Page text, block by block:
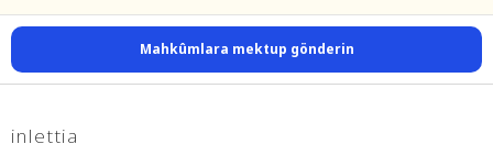
Mahkûmlara mektup gönderin
inlettia